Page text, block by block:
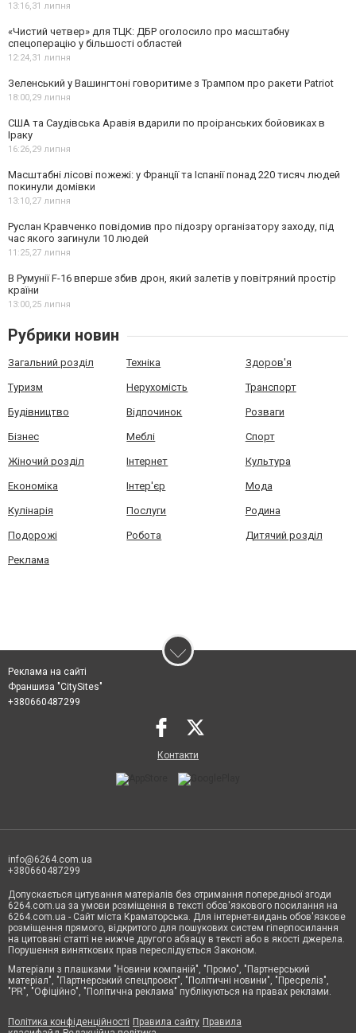
13:16,31 липня
«Чистий четвер» для ТЦК: ДБР оголосило про масштабну
спецоперацію у більшості областей
12:24,31 липня
Зеленський у Вашингтоні говоритиме з Трампом про ракети Patriot
18:00,29 липня
США та Саудівська Аравія вдарили по проіранських бойовиках в
Іраку
16:26,29 липня
Масштабні лісові пожежі: у Франції та Іспанії понад 220 тисяч людей
покинули домівки
13:10,27 липня
Руслан Кравченко повідомив про підозру організатору заходу, під
час якого загинули 10 людей
11:25,27 липня
В Румунії F-16 вперше збив дрон, який залетів у повітряний простір
країни
13:00,25 липня
Рубрики новин
Загальний розділ Техніка Здоров'я
Туризм Нерухомість Транспорт
Будівництво Відпочинок Розваги
Бізнес Меблі Спорт
Жіночий розділ Інтернет Культура
Економіка Інтер'єр Мода
Кулінарія Послуги Родина
Подорожі Робота Дитячий розділ
Реклама
Реклама на сайті
Франшиза "CitySites"
+380660487299
Контакти
info@6264.com.ua
+380660487299
Допускається цитування матеріалів без отримання попередньої згоди
6264.com.ua за умови розміщення в тексті обов'язкового посилання на
6264.com.ua - Сайт міста Краматорська. Для інтернет-видань обов'язкове
розміщення прямого, відкритого для пошукових систем гіперпосилання
на цитовані статті не нижче другого абзацу в тексті або в якості джерела.
Порушення виняткових прав переслідується Законом.
Матеріали з плашками "Новини компаній", "Промо", "Партнерський
матеріал", "Партнерський спецпроєкт", "Політичні новини", "Пресреліз",
"PR", "Офіційно", "Політична реклама" публікуються на правах реклами.
Політика конфіденційності Правила сайту Правила